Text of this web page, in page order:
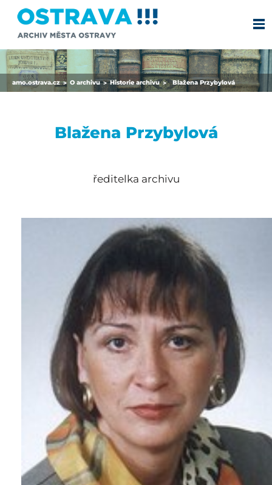
amo.ostrava.cz > O archivu > Historie archivu > Blažena Przybylová
Blažena Przybylová
ředitelka archivu